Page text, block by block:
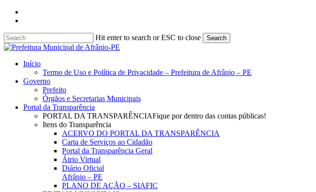
Skip
content
Hit enter to search or ESC to close Search
Close
search
Menu
Início
Termo de Uso e Política de Privacidade – Prefeitura de Afrânio – PE
Governo
Prefeito
Órgãos e Secretarias Municipais
Portal da Transparência
PORTAL DA TRANSPARÊNCIAFique por dentro das contas públicas!
Itens do Transparência
ACERVO DO PORTAL DA TRANSPARÊNCIA
Carta de Serviços ao Cidadão
Portal da Transparência Geral
Átrio Virtual
Diário Oficial
Afrânio – PE
PLANO DE AÇÃO – SIAFIC